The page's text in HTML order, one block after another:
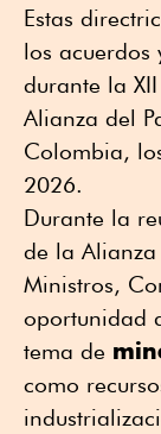
Estas
los acuerdos
durante la
Alianza del
Colombia,
2026.
Durante la
de la
Ministros,
oportunidad
tema de
como